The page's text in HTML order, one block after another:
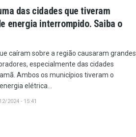
das cidades que tiveram
energia interrompido. Saiba o
caíram sobre a região causaram grandes
especialmente das cidades
Ambos os municípios tiveram o
elétrica...
2024 - 15:41